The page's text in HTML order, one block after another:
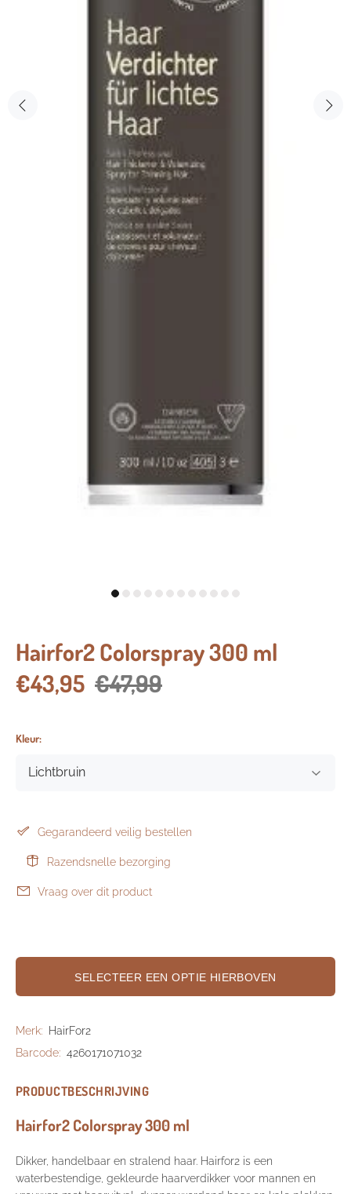
Hairfor2 Colorspray 300 ml
€43,95 €47,99
Kleur:
Gegarandeerd veilig bestellen
Razendsnelle bezorging
Vraag over dit product
SELECTEER EEN OPTIE HIERBOVEN
Merk:
HairFor2
Barcode: 4260171071032
PRODUCTBESCHRIJVING
Hairfor2 Colorspray 300 ml
Dikker, handelbaar en stralend haar. Hairfor2 is een
waterbestendige, gekleurde haarverdikker voor mannen en